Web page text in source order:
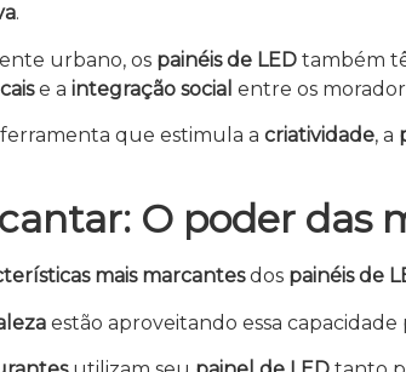
.
urbano, os painéis de LED também
e a integração social entre os
que estimula a criatividade, a
O poder das
mais marcantesdos painéis de
estão aproveitando essa capacidade